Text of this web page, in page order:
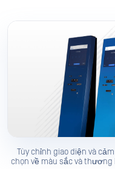
Tùy chỉnh giao diện và
chọn về màu sắc và